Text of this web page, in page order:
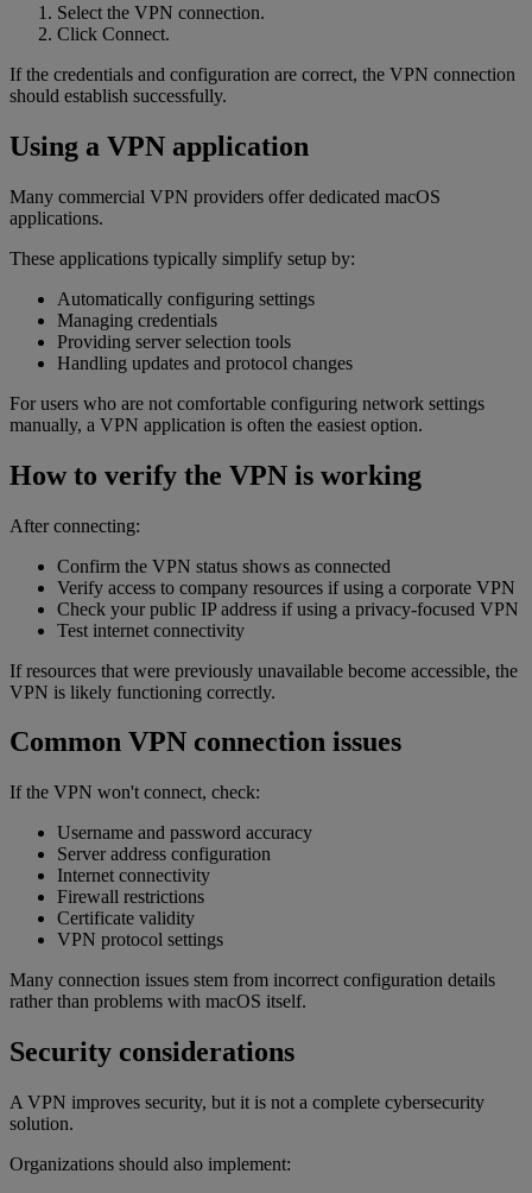
Select the VPN connection.
Click Connect.
If the credentials and configuration are correct, the VPN connection
should establish successfully.
Using a VPN application
Many commercial VPN providers offer dedicated macOS
applications.
These applications typically simplify setup by:
Automatically configuring settings
Managing credentials
Providing server selection tools
Handling updates and protocol changes
For users who are not comfortable configuring network settings
manually, a VPN application is often the easiest option.
How to verify the VPN is working
After connecting:
Confirm the VPN status shows as connected
Verify access to company resources if using a corporate VPN
Check your public IP address if using a privacy-focused VPN
Test internet connectivity
If resources that were previously unavailable become accessible, the
VPN is likely functioning correctly.
Common VPN connection issues
If the VPN won't connect, check:
Username and password accuracy
Server address configuration
Internet connectivity
Firewall restrictions
Certificate validity
VPN protocol settings
Many connection issues stem from incorrect configuration details
rather than problems with macOS itself.
Security considerations
A VPN improves security, but it is not a complete cybersecurity
solution.
Organizations should also implement: